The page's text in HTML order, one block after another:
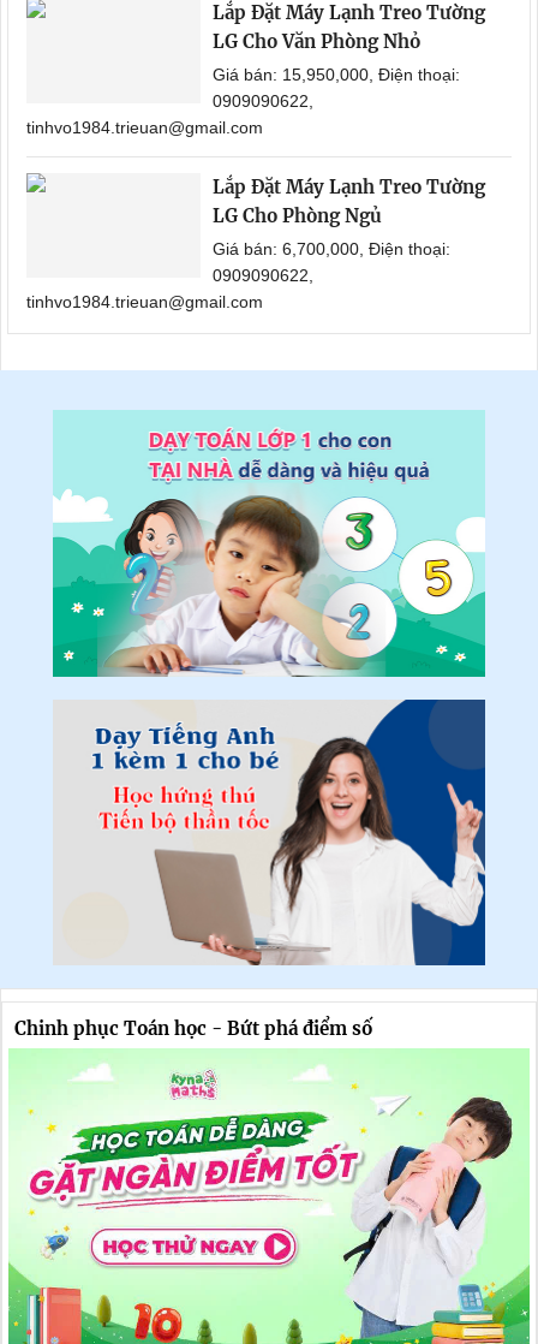
Lắp Đặt Máy Lạnh Treo Tường
LG Cho Văn Phòng Nhỏ
Giá bán: 15,950,000, Điện thoại:
0909090622,
tinhvo1984.trieuan@gmail.com
Lắp Đặt Máy Lạnh Treo Tường
LG Cho Phòng Ngủ
Giá bán: 6,700,000, Điện thoại:
0909090622,
tinhvo1984.trieuan@gmail.com
Chinh phục Toán học - Bứt phá điểm số